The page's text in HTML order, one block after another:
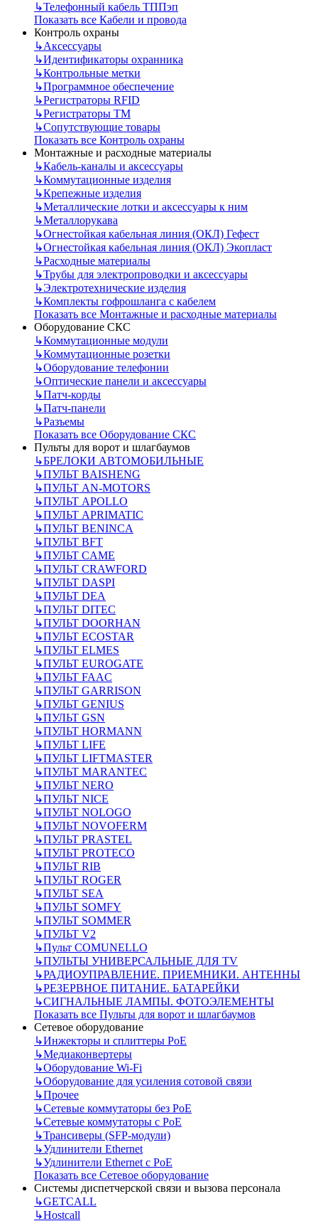
↳Телефонный кабель ТППэп
Показать все Кабели и провода
Контроль охраны
↳Аксессуары
↳Идентификаторы охранника
↳Контрольные метки
↳Программное обеспечение
↳Регистраторы RFID
↳Регистраторы ТМ
↳Сопутствующие товары
Показать все Контроль охраны
Монтажные и расходные материалы
↳Кабель-каналы и аксессуары
↳Коммутационные изделия
↳Крепежные изделия
↳Металлические лотки и аксессуары к ним
↳Металлорукава
↳Огнестойкая кабельная линия (ОКЛ) Гефест
↳Огнестойкая кабельная линия (ОКЛ) Экопласт
↳Расходные материалы
↳Трубы для электропроводки и аксессуары
↳Электротехнические изделия
↳Комплекты гофрошланга с кабелем
Показать все Монтажные и расходные материалы
Оборудование СКС
↳Коммутационные модули
↳Коммутационные розетки
↳Оборудование телефонии
↳Оптические панели и аксессуары
↳Патч-корды
↳Патч-панели
↳Разъемы
Показать все Оборудование СКС
Пульты для ворот и шлагбаумов
↳БРЕЛОКИ АВТОМОБИЛЬНЫЕ
↳ПУЛЬТ BAISHENG
↳ПУЛЬТ AN-MOTORS
↳ПУЛЬТ APOLLO
↳ПУЛЬТ APRIMATIC
↳ПУЛЬТ BENINCA
↳ПУЛЬТ BFT
↳ПУЛЬТ CAME
↳ПУЛЬТ CRAWFORD
↳ПУЛЬТ DASPI
↳ПУЛЬТ DEA
↳ПУЛЬТ DITEC
↳ПУЛЬТ DOORHAN
↳ПУЛЬТ ECOSTAR
↳ПУЛЬТ ELMES
↳ПУЛЬТ EUROGATE
↳ПУЛЬТ FAAC
↳ПУЛЬТ GARRISON
↳ПУЛЬТ GENIUS
↳ПУЛЬТ GSN
↳ПУЛЬТ HORMANN
↳ПУЛЬТ LIFE
↳ПУЛЬТ LIFTMASTER
↳ПУЛЬТ MARANTEC
↳ПУЛЬТ NERO
↳ПУЛЬТ NICE
↳ПУЛЬТ NOLOGO
↳ПУЛЬТ NOVOFERM
↳ПУЛЬТ PRASTEL
↳ПУЛЬТ PROTECO
↳ПУЛЬТ RIB
↳ПУЛЬТ ROGER
↳ПУЛЬТ SEA
↳ПУЛЬТ SOMFY
↳ПУЛЬТ SOMMER
↳ПУЛЬТ V2
↳Пульт СOMUNELLO
↳ПУЛЬТЫ УНИВЕРСАЛЬНЫЕ ДЛЯ TV
↳РАДИОУПРАВЛЕНИЕ. ПРИЕМНИКИ. АНТЕННЫ
↳РЕЗЕРВНОЕ ПИТАНИЕ. БАТАРЕЙКИ
↳СИГНАЛЬНЫЕ ЛАМПЫ. ФОТОЭЛЕМЕНТЫ
Показать все Пульты для ворот и шлагбаумов
Сетевое оборудование
↳Инжекторы и сплиттеры РоЕ
↳Медиаконвертеры
↳Оборудование Wi-Fi
↳Оборудование для усиления сотовой связи
↳Прочее
↳Сетевые коммутаторы без РоЕ
↳Сетевые коммутаторы с РоЕ
↳Трансиверы (SFP-модули)
↳Удлинители Ethernet
↳Удлинители Ethernet с PoE
Показать все Сетевое оборудование
Системы диспетчерской связи и вызова персонала
↳GETCALL
↳Hostcall